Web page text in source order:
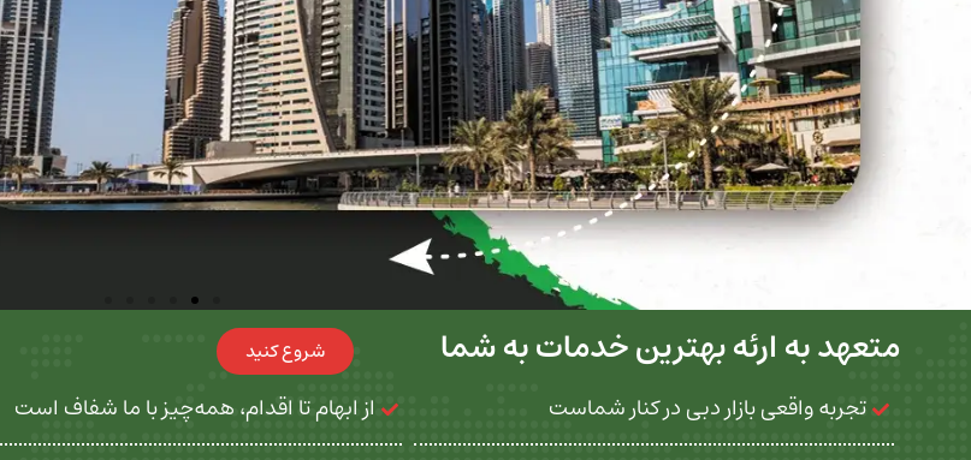
متعهد به ارئه بهترین خدمات به شما شروع کنید
تجربه واقعی بازار دبی در کنار شماست از ابهام تا اقدام، همه‌چیز با ما شفاف است